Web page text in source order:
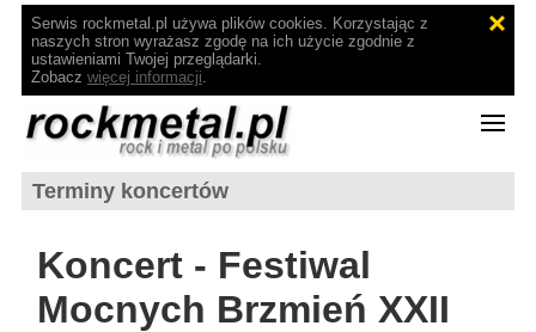
Serwis rockmetal.pl używa plików cookies. Korzystając z
naszych stron wyrażasz zgodę na ich użycie zgodnie z
ustawieniami Twojej przeglądarki.
Zobacz więcej informacji.
Terminy koncertów
Koncert - Festiwal
Mocnych Brzmień XXII